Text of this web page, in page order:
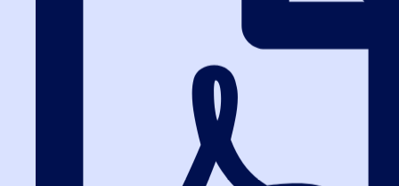
Власюк Евгения Ивановна
Автор регламентов закупочных процессов. Финансовый
менеджер по контролю тендеров девелоперской компании
Capital Group. Автор экспертных статей в профильных изданиях
(«Госзаказ...